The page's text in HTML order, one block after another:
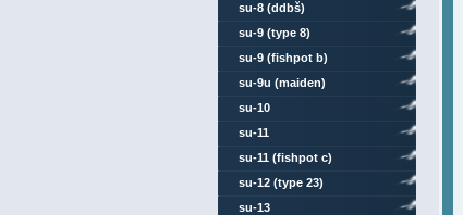
su-8 (ddbš)
su-9 (type 8)
su-9 (fishpot b)
su-9u (maiden)
su-10
su-11
su-11 (fishpot c)
su-12 (type 23)
su-13